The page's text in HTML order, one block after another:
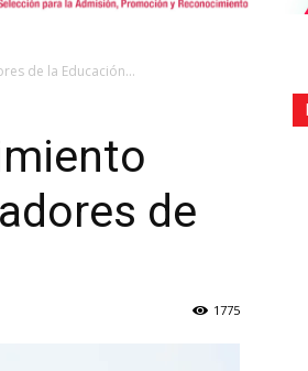
de la Educación...
de
1775